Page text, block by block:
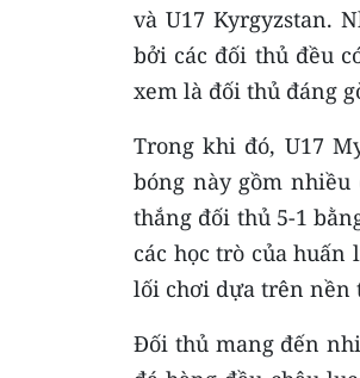
và U17 Kyrgyzstan.
bởi các đối thủ đều
xem là đối thủ đáng
Trong khi đó, U17
bóng này gồm nhiều
thắng đối thủ 5-1
các học trò của
lối chơi dựa trên nền
Đối thủ mang đến